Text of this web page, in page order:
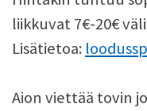
liikkuvat 7€-20€
Lisätietoa:
Aion viettää tovin